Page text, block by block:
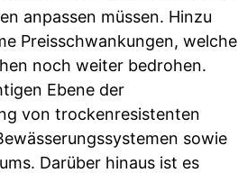
anpassen müssen. Hinzu
Preisschwankungen, welche
noch weiter bedrohen.
Ebene der
von trockenresistenten
sowie
Darüber hinaus ist es